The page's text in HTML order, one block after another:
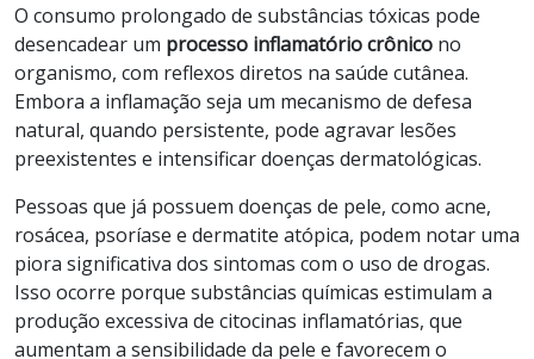
O consumo prolongado de substâncias tóxicas pode
desencadear um processo inflamatório crônico no
organismo, com reflexos diretos na saúde cutânea.
Embora a inflamação seja um mecanismo de defesa
natural, quando persistente, pode agravar lesões
preexistentes e intensificar doenças dermatológicas.
Pessoas que já possuem doenças de pele, como acne,
rosácea, psoríase e dermatite atópica, podem notar uma
piora significativa dos sintomas com o uso de drogas.
Isso ocorre porque substâncias químicas estimulam a
produção excessiva de citocinas inflamatórias, que
aumentam a sensibilidade da pele e favorecem o